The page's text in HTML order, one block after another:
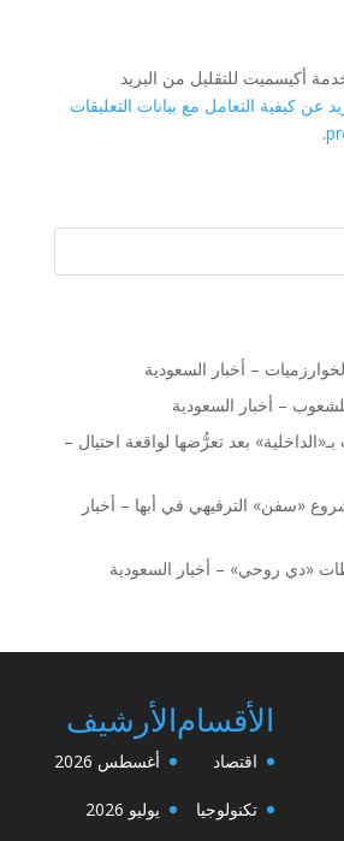
أكيسميت للتقليل من البريد
عن كيفية التعامل مع بيانات التعليقات
.
– أخبار السعودية
– أخبار السعودية
بعد تعرُّضها لواقعة احتيال –
«سفن» الترفيهي في أبها – أخبار
«دي روحي» – أخبار السعودية
الأرشيف
أغسطس 2026
يوليو 2026
الأقسام
اقتصاد
تكنولوجيا